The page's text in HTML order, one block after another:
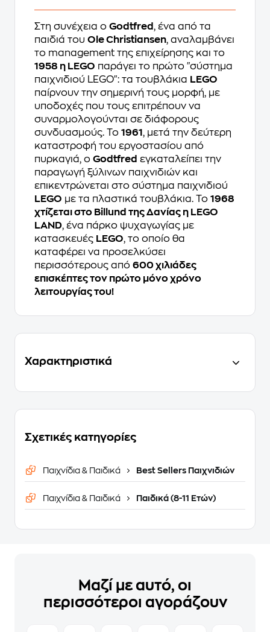
Στη συνέχεια ο Godtfred, ένα από τα
παιδιά του Ole Christiansen, αναλαμβάνει
το management της επιχείρησης και το
1958 η LEGO παράγει το πρώτο "σύστημα
παιχνιδιού LEGO": τα τουβλάκια LEGO
παίρνουν την σημερινή τους μορφή, με
υποδοχές που τους επιτρέπουν να
συναρμολογούνται σε διάφορους
συνδυασμούς. Το 1961, μετά την δεύτερη
καταστροφή του εργοστασίου από
πυρκαγιά, ο Godtfred εγκαταλείπει την
παραγωγή ξύλινων παιχνιδιών και
επικεντρώνεται στο σύστημα παιχνιδιού
LEGO με τα πλαστικά τουβλάκια. Το 1968
χτίζεται στο Billund της Δανίας η LEGO
LAND, ένα πάρκο ψυχαγωγίας με
κατασκευές LEGO, το οποίο θα
καταφέρει να προσελκύσει
περισσότερους από 600 χιλιάδες
επισκέπτες τον πρώτο μόνο χρόνο
λειτουργίας του!
Χαρακτηριστικά
Σχετικές κατηγορίες
Παιχνίδια & Παιδικά Best Sellers Παιχνιδιών
Παιχνίδια & Παιδικά Παιδικά (8-11 Ετών)
Μαζί με αυτό, οι
περισσότεροι αγοράζουν